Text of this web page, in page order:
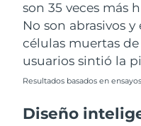
son 35 veces más
No son abrasivos
células muertas
usuarios sintió la
Resultados basados en
Diseño